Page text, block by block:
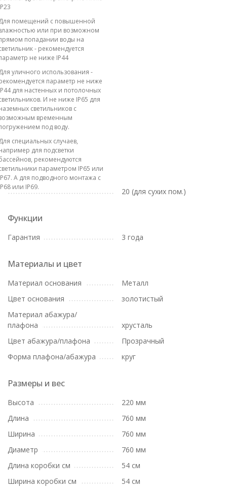
помещений с повышенной
или при возможном
попадании воды на
- рекомендуется
не ниже IP44
уличного использования -
параметр не ниже
для настенных и потолочных
И не ниже IP65 для
светильников с
временным
под воду.
специальных случаев,
для подсветки
рекомендуются
параметром IP65 или
А для подводного монтажа с
или IP69.
20 (для сухих пом.)
Функции
Гарантия 3 года
Материалы и цвет
Материал основания
Металл
Цвет основания
золотистый
Материал абажура/
плафона
хрусталь
Цвет абажура/плафона
Прозрачный
Форма плафона/абажура
круг
Размеры и вес
Высота
220 мм
Длина
760 мм
Ширина
760 мм
Диаметр
760 мм
Длина коробки см
54 см
Ширина коробки см
54 см